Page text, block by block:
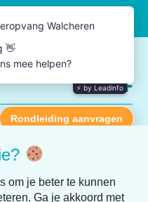
om je beter te kunnen
Ga je akkoord met